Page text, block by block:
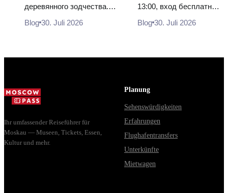
anreist
деревянного зодчества.
доехать из Москвы через
Blog 30. Juli 2026
mit dem Kreml
13:00, вход бесплатный.
расходятся в днях, чем
Blog 30. Juli 2026
Ihr umfassender Reiseführer für
Moskau — Museen, Tickets, Essen,
Kultur und mehr.
Planung
Sehenswürdigkeiten
Erfahrungen
Flughafentransfers
Unterkünfte
Mietwagen